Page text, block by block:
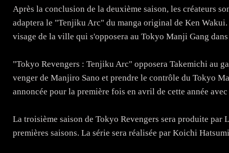
Après la conclusion de la deuxième saison, les créateurs
adaptera le "Tenjiku Arc" du manga original de Ken
visage de la ville qui s'opposera au Tokyo Manji Gang
"Tokyo Revengers : Tenjiku Arc" opposera Takemichi au
venger de Manjiro Sano et prendre le contrôle du Tokyo
annoncée pour la première fois en avril de cette année
La troisième saison de Tokyo Revengers sera produite
premières saisons. La série sera réalisée par Koichi